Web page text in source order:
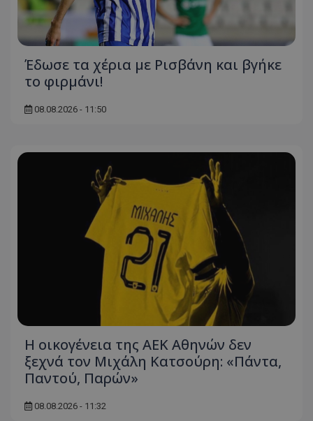
Έδωσε τα χέρια με Ρισβάνη και βγήκε
το φιρμάνι!
08.08.2026 - 11:50
Η οικογένεια της ΑΕΚ Αθηνών δεν
ξεχνά τον Μιχάλη Κατσούρη: «Πάντα,
Παντού, Παρών»
08.08.2026 - 11:32